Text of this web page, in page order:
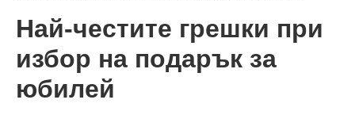
Най-честите грешки при
избор на подарък за
юбилей